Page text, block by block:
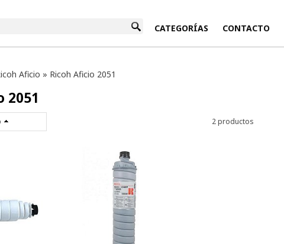
INICIO CATEGORÍAS CONTACTO
Aficio » Ricoh Aficio 2051
2051
2 productos